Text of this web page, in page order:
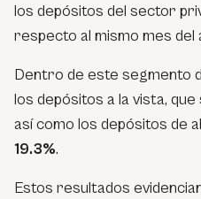
los depósitos del sector
respecto al mismo mes del
Dentro de este segmento
los depósitos a la vista,
así como los depósitos de
19.3%.
Estos resultados